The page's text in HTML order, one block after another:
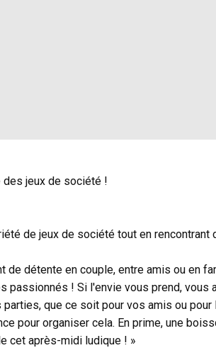
jeux de société !
de jeux de société tout en rencontrant
de détente en couple, entre amis ou en
passionnés ! Si l'envie vous prend,
parties, que ce soit pour vos amis ou
pour organiser cela. En prime, une
cet après-midi ludique ! »